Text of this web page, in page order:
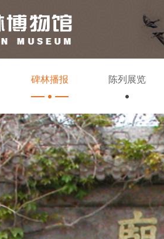
碑林播报 陈列展览